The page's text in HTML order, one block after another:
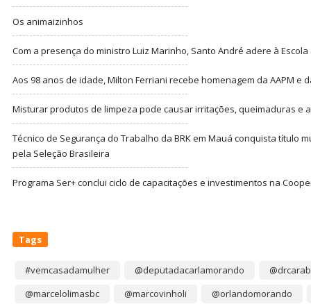
Os animaizinhos
Com a presença do ministro Luiz Marinho, Santo André adere à
Aos 98 anos de idade, Milton Ferriani recebe homenagem da AAPM e
Misturar produtos de limpeza pode causar irritações, queimaduras e
Técnico de Segurança do Trabalho da BRK em Mauá conquista título
pela Seleção Brasileira
Programa Ser+ conclui ciclo de capacitações e investimentos na
Tags
#vemcasadamulher @deputadacarlamorando
@marcelolimasbc
@marcovinholi @orlandomorando